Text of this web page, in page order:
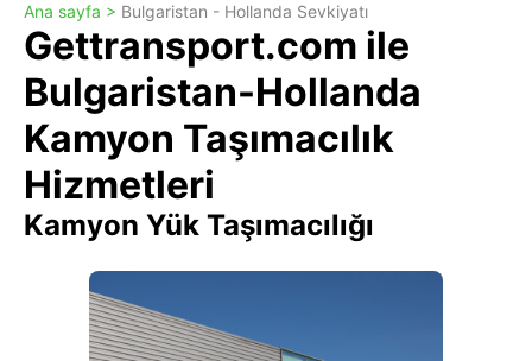
Ana sayfa > Bulgaristan - Hollanda Sevkiyatı
Gettransport.com ile
Bulgaristan-Hollanda
Kamyon Taşımacılık
Hizmetleri
Kamyon Yük Taşımacılığı